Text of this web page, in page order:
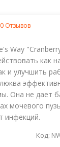
0 Отзывов
Way
как
и улучшить
Она не дает
мочевого
инфекций.
Код: